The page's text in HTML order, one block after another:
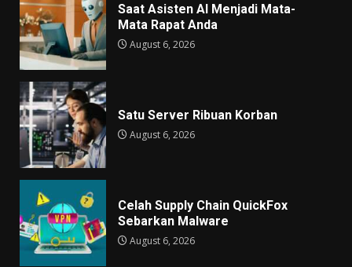
Saat Asisten AI Menjadi Mata-
Mata Rapat Anda
August 6, 2026
Satu Server Ribuan Korban
August 6, 2026
Celah Supply Chain QuickFox
Sebarkan Malware
August 6, 2026